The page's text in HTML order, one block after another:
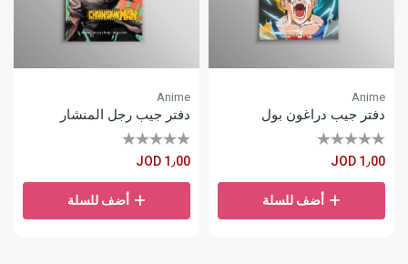
Anime
دفتر جيب دراغون بول
JOD 1٫00
أضف للسلة
Anime
دفتر جيب رجل المنشار
JOD 1٫00
أضف للسلة